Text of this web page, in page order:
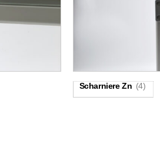
Scharniere Zn (4)